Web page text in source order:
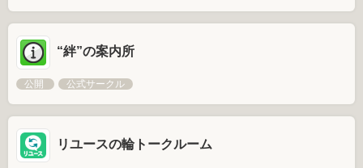
“絆”の案内所
公開 公式サークル
リユースの輪トークルーム